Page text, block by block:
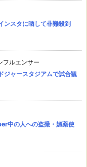
ンスタに晒して非難殺到
フルエンサー
ジャースタジアムで試合観
中の人への盗撮・媚薬使